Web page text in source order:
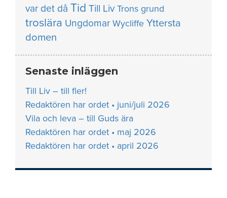
var det då Tid Till Liv Trons grund
troslära Ungdomar Wycliffe Yttersta
domen
Senaste inläggen
Till Liv – till fler!
Redaktören har ordet • juni/juli 2026
Vila och leva – till Guds ära
Redaktören har ordet • maj 2026
Redaktören har ordet • april 2026